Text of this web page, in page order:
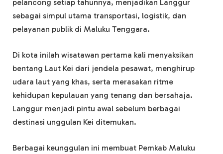
pelancong setiap tahunnya, menjadikan Langgur
sebagai simpul utama transportasi, logistik, dan
pelayanan publik di Maluku Tenggara.
Di kota inilah wisatawan pertama kali menyaksikan
bentang Laut Kei dari jendela pesawat, menghirup
udara laut yang khas, serta merasakan ritme
kehidupan kepulauan yang tenang dan bersahaja.
Langgur menjadi pintu awal sebelum berbagai
destinasi unggulan Kei ditemukan.
Berbagai keunggulan ini membuat Pemkab Maluku